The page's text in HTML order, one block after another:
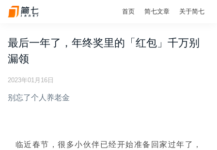
首页 简七文章 关于简七
最后一年了，年终奖里的「红包」千万别
漏领
2023年01月16日
别忘了个人养老金
临近春节，很多小伙伴已经开始准备回家过年了，